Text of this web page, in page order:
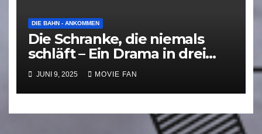
DIE BAHN - ANKOMMEN
Die Schranke, die niemals
schläft – Ein Drama in drei
Akten
JUNI 9, 2025 MOVIE FAN